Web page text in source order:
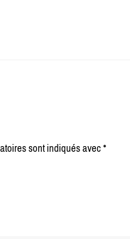
sont indiqués avec*